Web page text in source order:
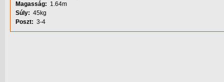
Magasság: 1.64m
Súly: 45kg
Poszt: 3-4